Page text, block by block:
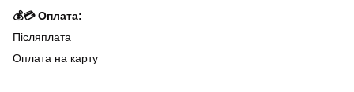
💰💳 Оплата:
Післяплата
Оплата на карту